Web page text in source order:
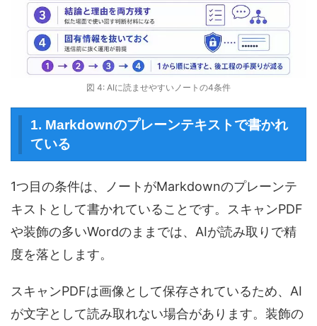
図 4: AIに読ませやすいノートの4条件
1. Markdownのプレーンテキストで書かれ
ている
1つ目の条件は、ノートがMarkdownのプレーンテ
キストとして書かれていることです。スキャンPDF
や装飾の多いWordのままでは、AIが読み取りで精
度を落とします。
スキャンPDFは画像として保存されているため、AI
が文字として読み取れない場合があります。装飾の